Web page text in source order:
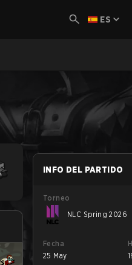
ES
INFO DEL PARTIDO
Torneo
NLC Spring 2026
Fecha
25 May